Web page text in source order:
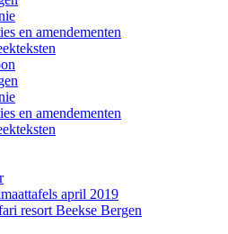
en amendementen
en amendementen
april 2019
resort Beekse Bergen